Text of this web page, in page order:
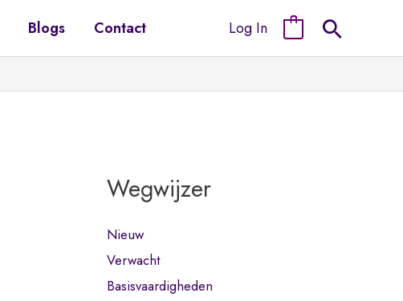
Blogs Contact Log In
Wegwijzer
Nieuw
Verwacht
Basisvaardigheden